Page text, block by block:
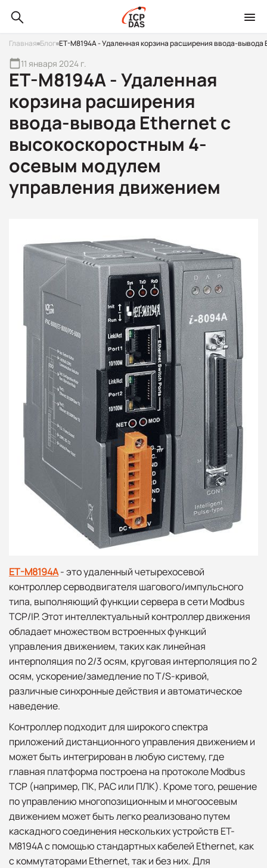
Главная Блог ET-M8194A - Удаленная корзина расширения ввода-
ET-M8194A - Удаленная
корзина расширения
ввода-вывода Ethernet с
высокоскоростным 4-
осевым модулем
управления движением
11 января 2024 г.
ET-M8194A- это удаленный четырехосевой
контроллер серводвигателя шагового/импульсного
типа, выполняющий функции сервера в сети Modbus
TCP/IP. Этот интеллектуальный контроллер движения
обладает множеством встроенных функций
управления движением, таких как линейная
интерполяция по 2/3 осям, круговая интерполяция по 2
осям, ускорение/замедление по T/S-кривой,
различные синхронные действия и автоматическое
наведение.
Контроллер подходит для широкого спектра
приложений дистанционного управления движением и
может быть интегрирован в любую систему, где
главная платформа построена на протоколе Modbus
TCP (например, ПК, PAC или ПЛК). Кроме того, решение
по управлению многопозиционным и многоосевым
движением может быть легко реализовано путем
каскадного соединения нескольких устройств ET-
M8194A с помощью стандартных кабелей Ethernet, как
с коммутаторами Ethernet, так и без них. Для